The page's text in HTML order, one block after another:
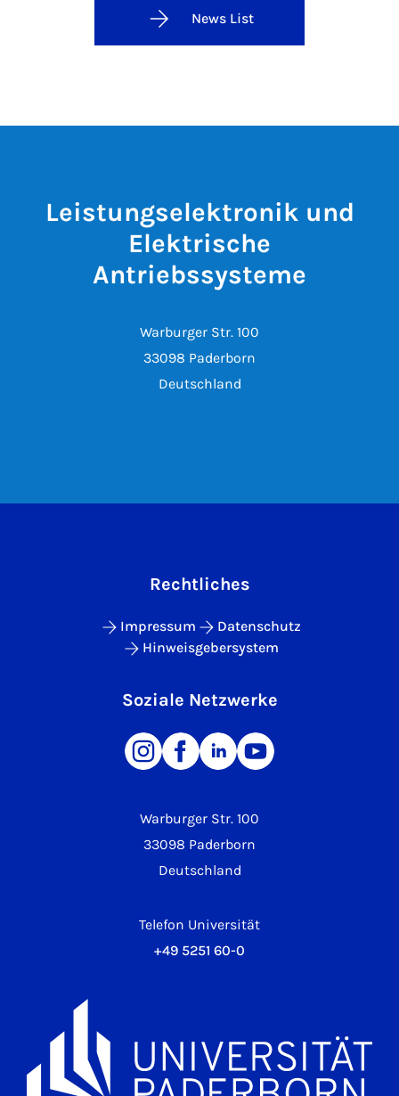
News List
Leistungselektronik und
Elektrische
Antriebssysteme
Warburger Str. 100
33098 Paderborn
Deutschland
Warburger Str. 100
33098 Paderborn
Deutschland
Telefon Universität
+49 5251 60-0
Rechtliches
Impressum
Datenschutz
Hinweisgebersystem
Soziale Netzwerke